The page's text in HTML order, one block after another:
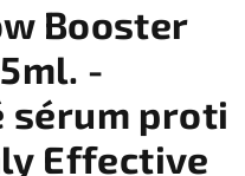
košík
Booster
-
sérum proti
Effective